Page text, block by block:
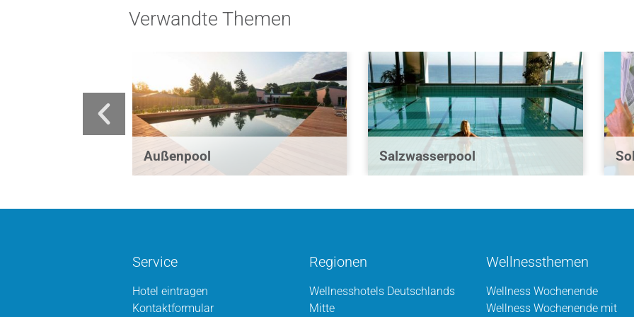
Verwandte Themen
Außenpool Salzwasserpool
Service
Hotel eintragen
Kontaktformular
Regionen
Wellnesshotels Deutschlands
Mitte
Wellnessthemen
Wellness Wochenende
Wellness Wochenende mit